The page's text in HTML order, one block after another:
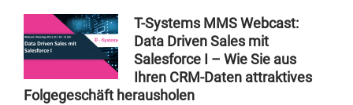
T-Systems MMS Webcast:
Data Driven Sales mit
Salesforce I – Wie Sie aus
Ihren CRM-Daten attraktives
Folgegeschäft herausholen